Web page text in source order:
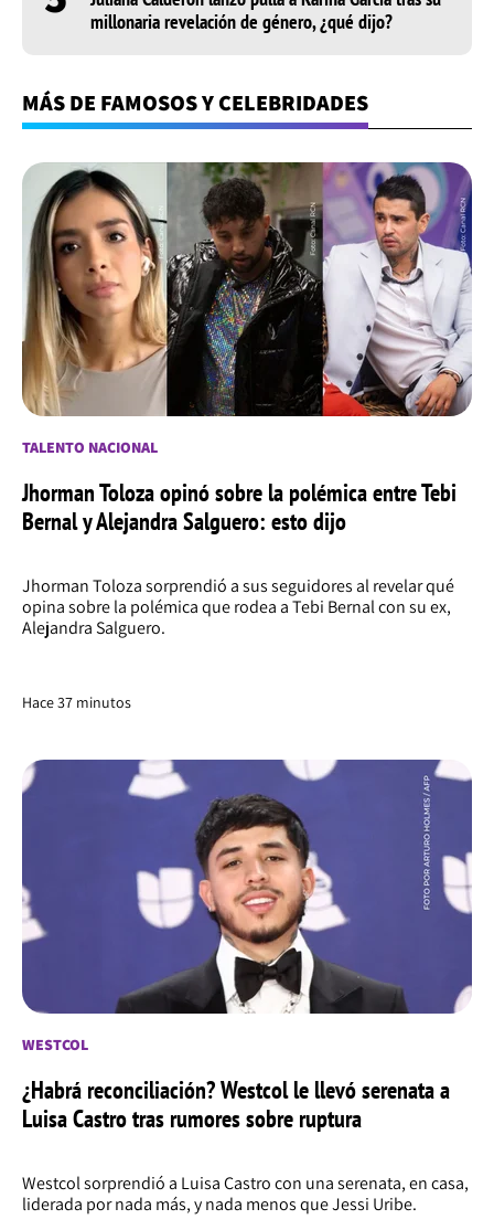
millonaria revelación de género, ¿qué dijo?
MÁS DE FAMOSOS Y CELEBRIDADES
TALENTO NACIONAL
Jhorman Toloza opinó sobre la polémica entre Tebi
Bernal y Alejandra Salguero: esto dijo
Jhorman Toloza sorprendió a sus seguidores al revelar qué
opina sobre la polémica que rodea a Tebi Bernal con su ex,
Alejandra Salguero.
Hace 37 minutos
WESTCOL
¿Habrá reconciliación? Westcol le llevó serenata a
Luisa Castro tras rumores sobre ruptura
Westcol sorprendió a Luisa Castro con una serenata, en casa,
liderada por nada más, y nada menos que Jessi Uribe.